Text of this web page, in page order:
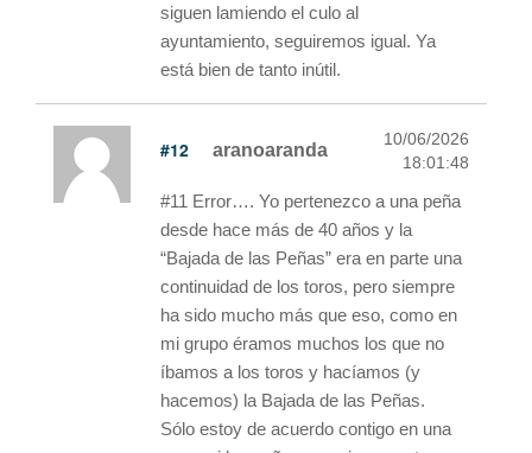
siguen lamiendo el culo al
ayuntamiento, seguiremos igual. Ya
está bien de tanto inútil.
#12 aranoaranda
10/06/2026
18:01:48
#11 Error…. Yo pertenezco a una peña
desde hace más de 40 años y la
“Bajada de las Peñas” era en parte una
continuidad de los toros, pero siempre
ha sido mucho más que eso, como en
mi grupo éramos muchos los que no
íbamos a los toros y hacíamos (y
hacemos) la Bajada de las Peñas.
Sólo estoy de acuerdo contigo en una